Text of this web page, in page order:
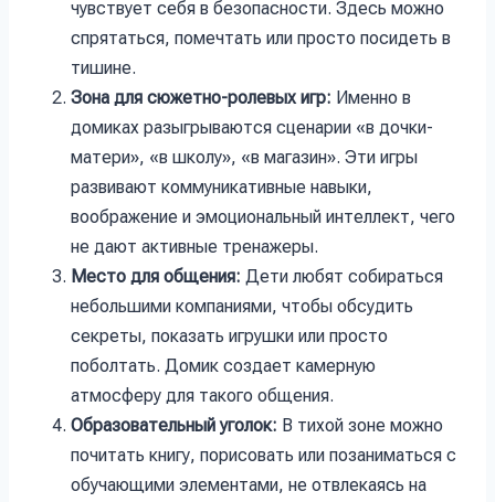
чувствует себя в безопасности. Здесь можно
спрятаться, помечтать или просто посидеть в
тишине.
Зона для сюжетно-ролевых игр: Именно в
домиках разыгрываются сценарии «в дочки-
матери», «в школу», «в магазин». Эти игры
развивают коммуникативные навыки,
воображение и эмоциональный интеллект, чего
не дают активные тренажеры.
Место для общения: Дети любят собираться
небольшими компаниями, чтобы обсудить
секреты, показать игрушки или просто
поболтать. Домик создает камерную
атмосферу для такого общения.
Образовательный уголок: В тихой зоне можно
почитать книгу, порисовать или позаниматься с
обучающими элементами, не отвлекаясь на